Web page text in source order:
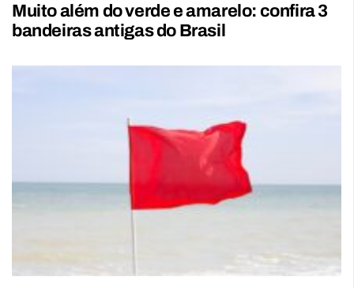
Muito além do verde e amarelo: confira 3
bandeiras antigas do Brasil